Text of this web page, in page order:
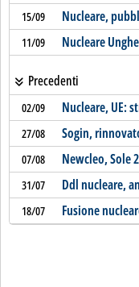
15/09 Nucleare,
11/09 Nucleare
Precedenti
02/09 Nucleare, UE:
27/08 Sogin,
07/08 Newcleo, Sole
31/07 Ddl nucleare,
18/07 Fusione